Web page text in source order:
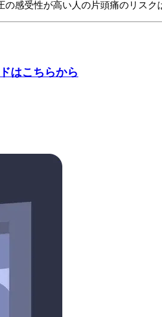
の感受性が高い人の片頭痛のリスク
はこちらから